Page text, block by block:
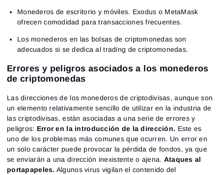
Monederos de escritorio y móviles. Exodus o MetaMask
ofrecen comodidad para transacciones frecuentes.
Los monederos en las bolsas de criptomonedas son
adecuados si se dedica al trading de criptomonedas.
Errores y peligros asociados a los monederos
de criptomonedas
Las direcciones de los monederos de criptodivisas, aunque son
un elemento relativamente sencillo de utilizar en la industria de
las criptodivisas, están asociadas a una serie de errores y
peligros: Error en la introducción de la dirección. Este es
uno de los problemas más comunes que ocurren. Un error en
un solo carácter puede provocar la pérdida de fondos, ya que
se enviarán a una dirección inexistente o ajena. Ataques al
portapapeles. Algunos virus vigilan el contenido del